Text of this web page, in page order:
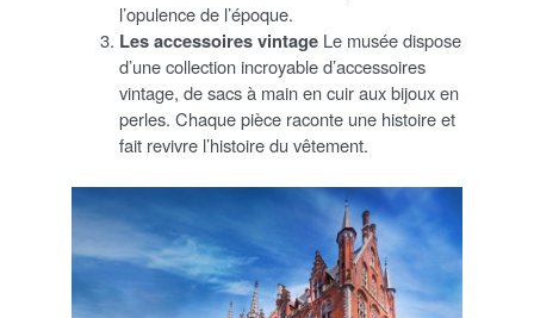
l’opulence de l’époque.
Les accessoires vintage Le musée dispose
d’une collection incroyable d’accessoires
vintage, de sacs à main en cuir aux bijoux en
perles. Chaque pièce raconte une histoire et
fait revivre l’histoire du vêtement.